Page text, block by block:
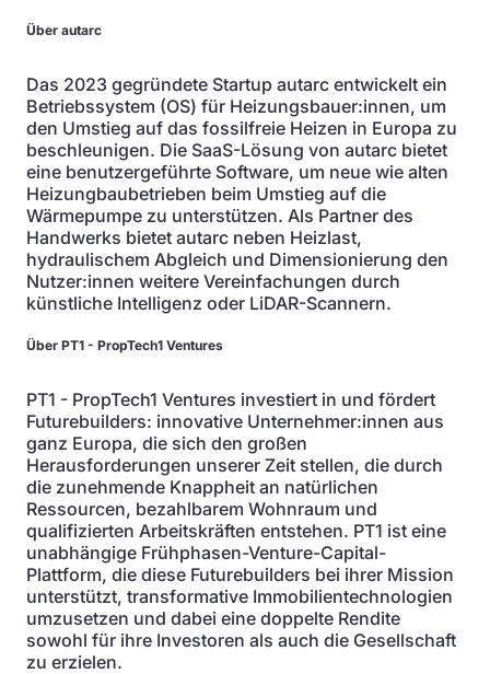
Über autarc
Das 2023 gegründete Startup autarc entwickelt ein
Betriebssystem (OS) für Heizungsbauer:innen, um
den Umstieg auf das fossilfreie Heizen in Europa zu
beschleunigen. Die SaaS-Lösung von autarc bietet
eine benutzergeführte Software, um neue wie alten
Heizungbaubetrieben beim Umstieg auf die
Wärmepumpe zu unterstützen. Als Partner des
Handwerks bietet autarc neben Heizlast,
hydraulischem Abgleich und Dimensionierung den
Nutzer:innen weitere Vereinfachungen durch
künstliche Intelligenz oder LiDAR-Scannern.
Über PT1 - PropTech1 Ventures
PT1 - PropTech1 Ventures investiert in und fördert
Futurebuilders: innovative Unternehmer:innen aus
ganz Europa, die sich den großen
Herausforderungen unserer Zeit stellen, die durch
die zunehmende Knappheit an natürlichen
Ressourcen, bezahlbarem Wohnraum und
qualifizierten Arbeitskräften entstehen. PT1 ist eine
unabhängige Frühphasen-Venture-Capital-
Plattform, die diese Futurebuilders bei ihrer Mission
unterstützt, transformative Immobilientechnologien
umzusetzen und dabei eine doppelte Rendite
sowohl für ihre Investoren als auch die Gesellschaft
zu erzielen.